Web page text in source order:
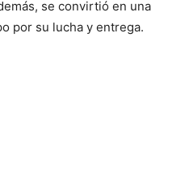
se convirtió en una
por su lucha y entrega.